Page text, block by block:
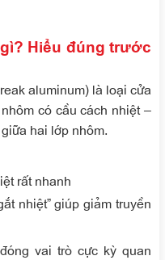
Hiểu đúng trước
aluminum) là loại cửa
có cầu cách nhiệt –
hai lớp nhôm.
rất nhanh
nhiệt” giúp giảm truyền
vai trò cực kỳ quan